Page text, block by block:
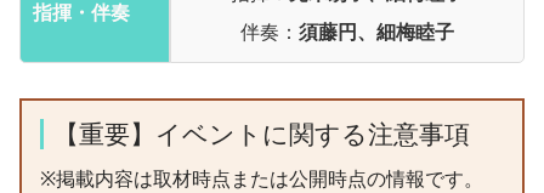
指揮・伴奏
伴奏： 須藤円、細梅睦子
【重要】イベントに関する注意事項
※掲載内容は取材時点または公開時点の情報です。